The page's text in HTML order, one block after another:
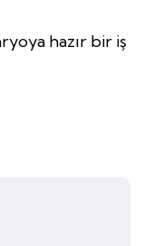
hazır bir iş